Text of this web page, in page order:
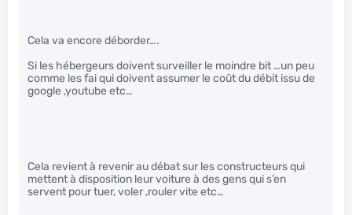
Cela va encore déborder….
Si les hébergeurs doivent surveiller le moindre bit …un peu
comme les fai qui doivent assumer le coût du débit issu de
google ,youtube etc…
Cela revient à revenir au débat sur les constructeurs qui
mettent à disposition leur voiture à des gens qui s’en
servent pour tuer, voler ,rouler vite etc…